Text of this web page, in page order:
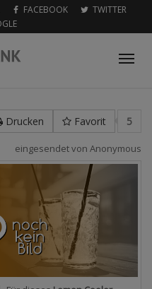
FACEBOOK
TWITTER
Drucken Favorit 5
eingesendet von Anonymous